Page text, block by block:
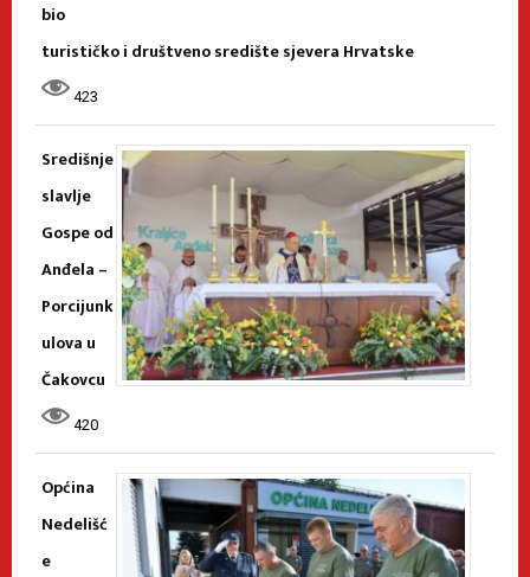
bio
turističko i društveno središte sjevera Hrvatske
423
Središnje
slavlje
Gospe od
Anđela –
Porcijunk
ulova u
Čakovcu
420
Općina
Nedelišć
e